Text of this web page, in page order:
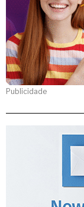
Publicidade